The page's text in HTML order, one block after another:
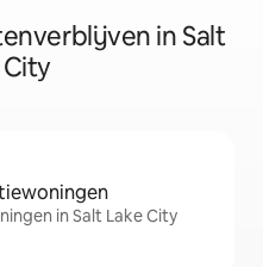
in Salt
in Salt Lake City